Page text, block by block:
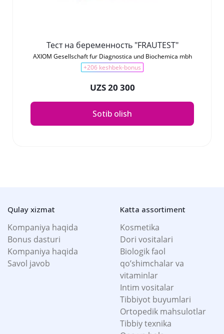
Тест на беременность "FRAUTEST"
AXIOM Gesellschaft fur Diagnostica und Biochemica mbh
+206 keshbek-bonus
UZS 20 300
Sotib olish
Qulay xizmat
Kompaniya haqida
Bonus dasturi
Kompaniya haqida
Savol javob
Katta assortiment
Kosmetika
Dori vositalari
Biologik faol
qo’shimchalar va
vitaminlar
Intim vositalar
Tibbiyot buyumlari
Ortopedik mahsulotlar
Tibbiy texnika